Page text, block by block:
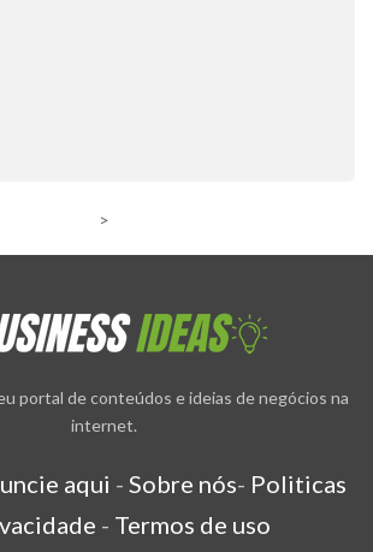
>
portal de conteúdos e ideias de negócios na
internet.
aqui - Sobre nós- Politicas
- Termos de uso